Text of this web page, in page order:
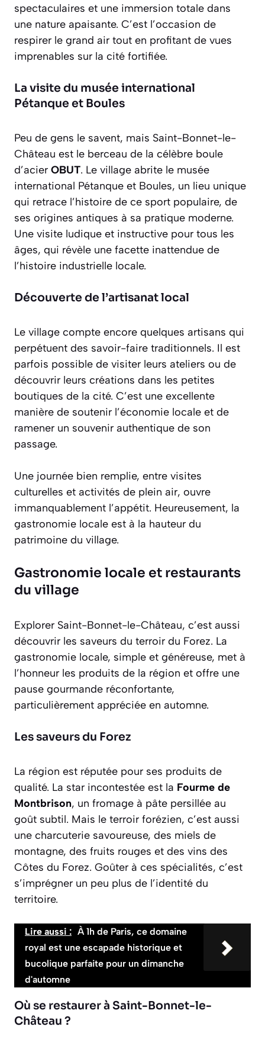
spectaculaires et une immersion totale dans
une nature apaisante. C’est l’occasion de
respirer le grand air tout en profitant de vues
imprenables sur la cité fortifiée.
La visite du musée international
Pétanque et Boules
Peu de gens le savent, mais Saint-Bonnet-le-
Château est le berceau de la célèbre boule
d’acier OBUT. Le village abrite le musée
international Pétanque et Boules, un lieu unique
qui retrace l’histoire de ce sport populaire, de
ses origines antiques à sa pratique moderne.
Une visite ludique et instructive pour tous les
âges, qui révèle une facette inattendue de
l’histoire industrielle locale.
Découverte de l’artisanat local
Le village compte encore quelques artisans qui
perpétuent des savoir-faire traditionnels. Il est
parfois possible de visiter leurs ateliers ou de
découvrir leurs créations dans les petites
boutiques de la cité. C’est une excellente
manière de soutenir l’économie locale et de
ramener un souvenir authentique de son
passage.
Une journée bien remplie, entre visites
culturelles et activités de plein air, ouvre
immanquablement l’appétit. Heureusement, la
gastronomie locale est à la hauteur du
patrimoine du village.
Gastronomie locale et restaurants
du village
Explorer Saint-Bonnet-le-Château, c’est aussi
découvrir les saveurs du terroir du Forez. La
gastronomie locale, simple et généreuse, met à
l’honneur les produits de la région et offre une
pause gourmande réconfortante,
particulièrement appréciée en automne.
Les saveurs du Forez
La région est réputée pour ses produits de
qualité. La star incontestée est la Fourme de
Montbrison, un fromage à pâte persillée au
goût subtil. Mais le terroir forézien, c’est aussi
une charcuterie savoureuse, des miels de
montagne, des fruits rouges et des vins des
Côtes du Forez. Goûter à ces spécialités, c’est
s’imprégner un peu plus de l’identité du
territoire.
Lire aussi : À 1h de Paris, ce domaine
royal est une escapade historique et
bucolique parfaite pour un dimanche
d'automne
Où se restaurer à Saint-Bonnet-le-
Château ?